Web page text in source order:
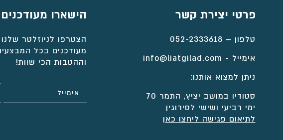
פרטי יצירת קשר
טלפון – 052-2333618
אימייל - info@liatgilad.com
ניתן למצוא אותנו:
סטודיו במושב יציץ, התמר 70
ימי רביעי ושישי לסירוגין
לתיאום פגישה ליחצו כאן
הישארו מעודכנים
הצטרפו לניוזלטר
מעודכנים בכל
וההטבות הכי שוות!